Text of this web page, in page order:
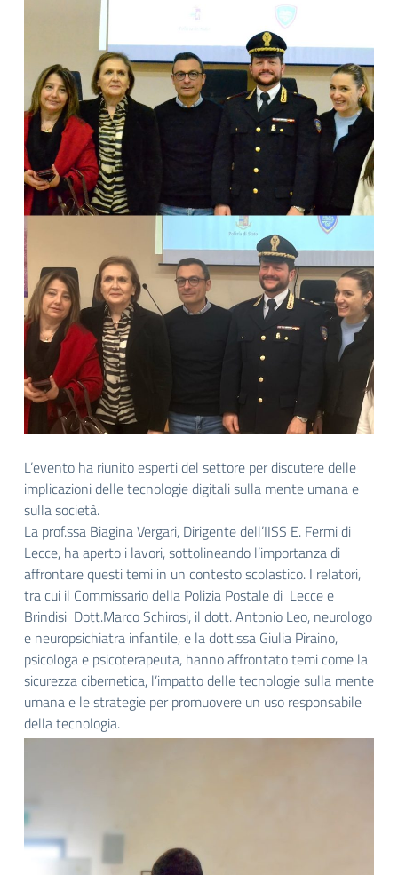
L’evento ha riunito esperti del settore per discutere delle
implicazioni delle tecnologie digitali sulla mente umana e
sulla società.
La prof.ssa Biagina Vergari, Dirigente dell’IISS E. Fermi di
Lecce, ha aperto i lavori, sottolineando l’importanza di
affrontare questi temi in un contesto scolastico. I relatori,
tra cui il Commissario della Polizia Postale di Lecce e
Brindisi Dott.Marco Schirosi, il dott. Antonio Leo, neurologo
e neuropsichiatra infantile, e la dott.ssa Giulia Piraino,
psicologa e psicoterapeuta, hanno affrontato temi come la
sicurezza cibernetica, l’impatto delle tecnologie sulla mente
umana e le strategie per promuovere un uso responsabile
della tecnologia.